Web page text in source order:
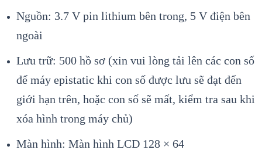
Nguồn: 3.7 V pin lithium bên trong, 5 V điện bên
ngoài
Lưu trữ: 500 hồ sơ (xin vui lòng tải lên các con số
để máy epistatic khi con số được lưu sẽ đạt đến
giới hạn trên, hoặc con số sẽ mất, kiểm tra sau khi
xóa hình trong máy chủ)
Màn hình: Màn hình LCD 128 × 64